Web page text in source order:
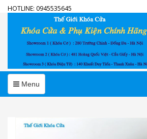
HOTLINE: 0945535645
MenuMenu